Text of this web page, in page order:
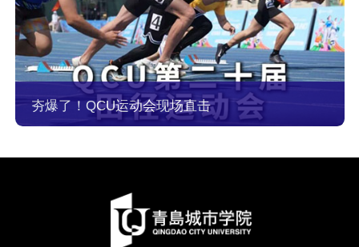
夯爆了！QCU运动会现场直击